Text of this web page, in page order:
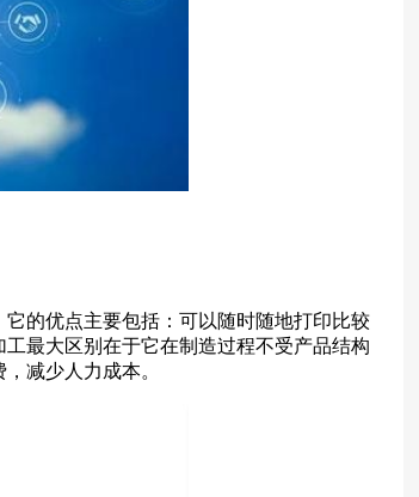
的优点主要包括：可以随时随地打印比较
最大区别在于它在制造过程不受产品结构
减少人力成本。